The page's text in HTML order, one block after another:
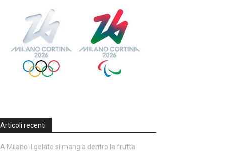
Articoli recenti
A Milano il gelato si mangia dentro la frutta